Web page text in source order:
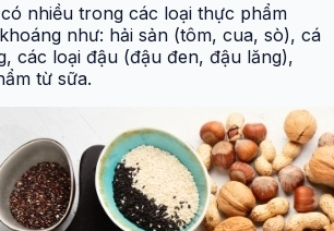
nhiều trong các loại thực phẩm
như: hải sản (tôm, cua, sò), cá
các loại đậu (đậu đen, đậu lăng),
từ sữa.